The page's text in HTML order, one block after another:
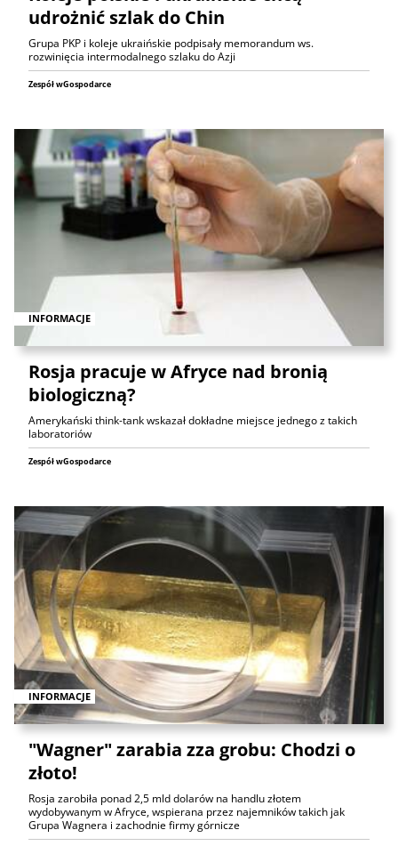
udrożnić szlak do Chin
Grupa PKP i koleje ukraińskie podpisały memorandum ws.
rozwinięcia intermodalnego szlaku do Azji
Zespół wGospodarce
INFORMACJE
Rosja pracuje w Afryce nad bronią
biologiczną?
Amerykański think-tank wskazał dokładne miejsce jednego z takich
laboratoriów
Zespół wGospodarce
INFORMACJE
"Wagner" zarabia zza grobu: Chodzi o
złoto!
Rosja zarobiła ponad 2,5 mld dolarów na handlu złotem
wydobywanym w Afryce, wspierana przez najemników takich jak
Grupa Wagnera i zachodnie firmy górnicze